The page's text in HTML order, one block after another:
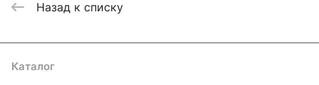
Назад к списку
Каталог